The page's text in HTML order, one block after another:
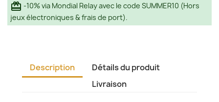
redeem -10% via Mondial Relay avec le code SUMMER10 (Hors
jeux électroniques & frais de port).
Description
Détails du produit
Livraison